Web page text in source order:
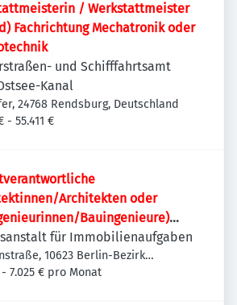
/ Werkstattmeister
Fachrichtung Mechatronik oder
und Schifffahrtsamt
Kanal
24768 Rendsburg, Deutschland
- 55.411 €
Architekten oder
Bauingenieure)
für Immobilienaufgaben
10623 Berlin-Bezirk
Wilmersdorf, Deutschland
7.025 € pro Monat